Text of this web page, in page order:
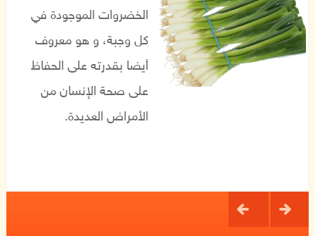
الخضروات الموجودة في
كل وجبة، و هو معروف
أيضا بقدرته على الحفاظ
على صحة الإنسان من
الأمراض العديدة.